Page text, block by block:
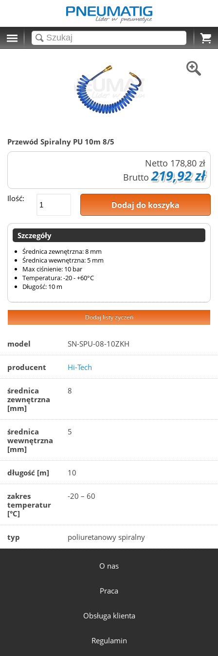
Cart
Przewód Spiralny PU 10m 8/5
Netto 178,80 zł
Brutto 219,92 zł
Ilość:
Dodaj do koszyka
Szczegóły
Średnica zewnętrzna: 8 mm
Średnica wewnętrzna: 5 mm
Max ciśnienie: 10 bar
Temperatura: -20 - +60°C
Długość: 10 m
Dodaj listy życzeń
model SN-SPU-08-10ZKH
producent Hi-Tech
średnica
zewnętrzna
[mm]
8
średnica
wewnętrzna
[mm]
5
długość [m] 10
zakres
temperatur
[°C]
-20 – 60
typ poliuretanowy spiralny
O nas
Praca
Obsługa klienta
Regulamin